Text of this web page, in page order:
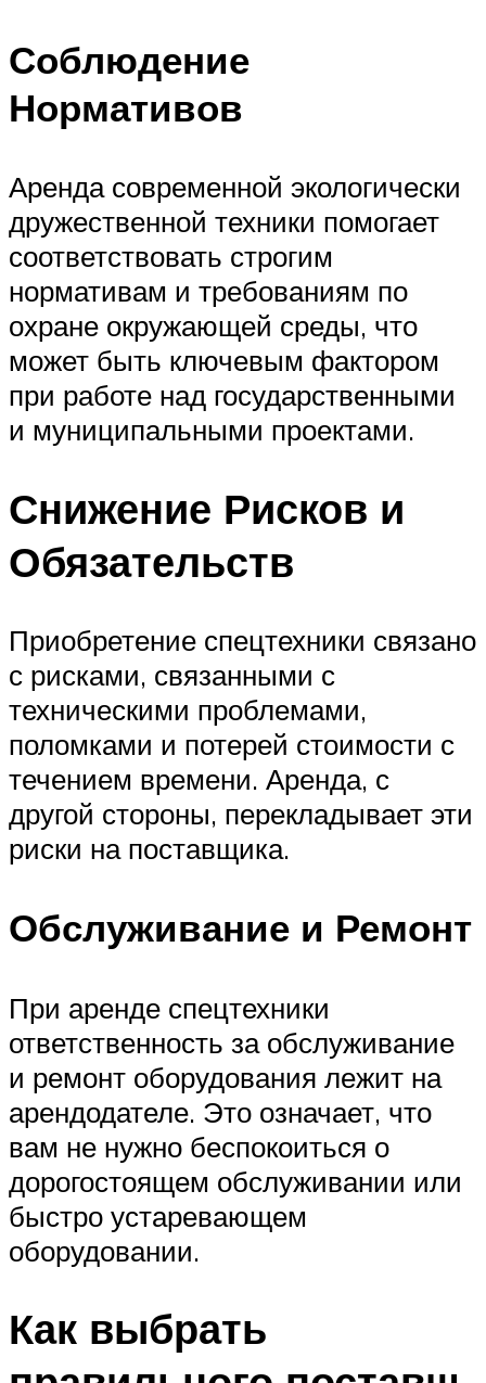
Соблюдение
Нормативов
Аренда современной экологически
дружественной техники помогает
соответствовать строгим
нормативам и требованиям по
охране окружающей среды, что
может быть ключевым фактором
при работе над государственными
и муниципальными проектами.
Снижение Рисков и
Обязательств
Приобретение спецтехники связано
с рисками, связанными с
техническими проблемами,
поломками и потерей стоимости с
течением времени. Аренда, с
другой стороны, перекладывает эти
риски на поставщика.
Обслуживание и Ремонт
При аренде спецтехники
ответственность за обслуживание
и ремонт оборудования лежит на
арендодателе. Это означает, что
вам не нужно беспокоиться о
дорогостоящем обслуживании или
быстро устаревающем
оборудовании.
Как выбрать